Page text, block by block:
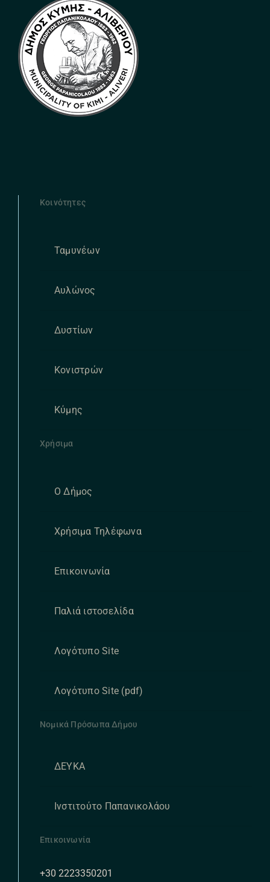
Κοινότητες
Ταμυνέων
Αυλώνος
Δυστίων
Κονιστρών
Κύμης
Χρήσιμα
Ο Δήμος
Χρήσιμα Τηλέφωνα
Επικοινωνία
Παλιά ιστοσελίδα
Λογότυπο Site
Λογότυπο Site (pdf)
Νομικά Πρόσωπα Δήμου
ΔΕΥΚΑ
Ινστιτούτο Παπανικολάου
Επικοινωνία
+30 2223350201